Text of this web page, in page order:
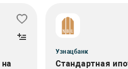
Узнацбанк
Стандартная